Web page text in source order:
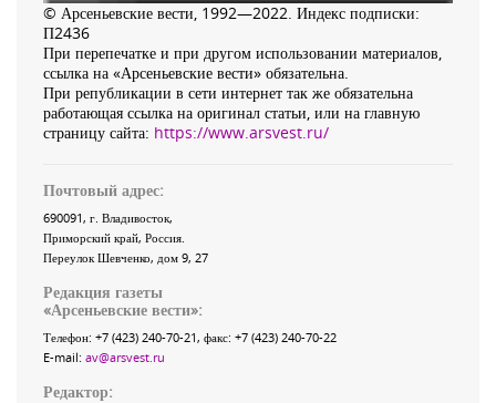
© Арсеньевские вести, 1992—2022. Индекс подписки:
П2436
При перепечатке и при другом использовании материалов,
ссылка на «Арсеньевские вести» обязательна.
При републикации в сети интернет так же обязательна
работающая ссылка на оригинал статьи, или на главную
страницу сайта: https://www.arsvest.ru/
Почтовый адрес:
690091, г. Владивосток,
Приморский край, Россия
Переулок Шевченко, дом 9, 27
Редакция газеты
«Арсеньевские вести»:
Телефон: +7 (423) 240-70-21, факс: +7 (423) 240-70-22
E-mail: av@arsvest.ru
Редактор: